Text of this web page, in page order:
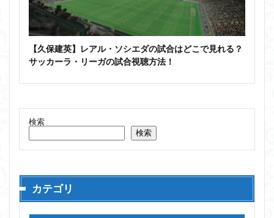
【久保建英】レアル・ソシエダの試合はどこで見れる？
サッカーラ・リーガの試合視聴方法！
検索
検索
カテゴリ